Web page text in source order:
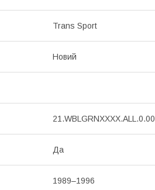
Trans Sport
Новий
21.WBLGRNXXXX.ALL.0.00
Да
1989–1996